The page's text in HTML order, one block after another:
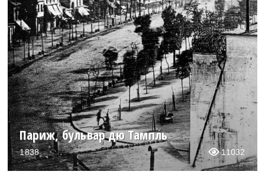
Париж, бульвар дю Тампль
1838 11032